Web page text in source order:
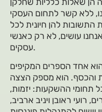
ללא קשר לתחום העסקי
התשובות להן חיונית לכל
עושים, לא רק כאנשי
עסקים.
אחד הספרים המקיפים
והכסף. הוא מספק הצצה
תחומי ההשקעות: יזמות,
רועי ראובן ויניב ארביב,